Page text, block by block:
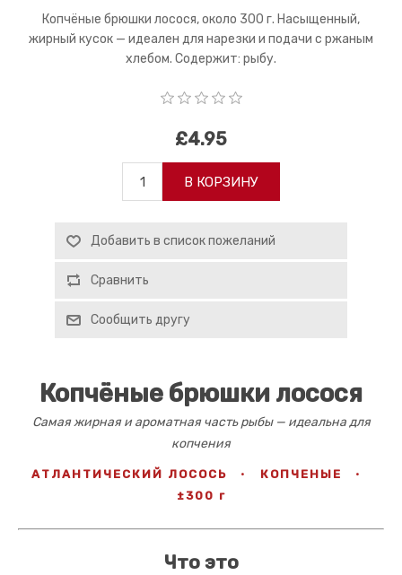
Копчёные брюшки лосося, около 300 г. Насыщенный,
жирный кусок — идеален для нарезки и подачи с ржаным
хлебом. Содержит: рыбу.
£4.95
В КОРЗИНУ
Добавить в список пожеланий
Сравнить
Сообщить другу
Копчёные брюшки лосося
Самая жирная и ароматная часть рыбы — идеальна для
копчения
АТЛАНТИЧЕСКИЙ ЛОСОСЬ · КОПЧЕНЫЕ
·
±300 г
Что это